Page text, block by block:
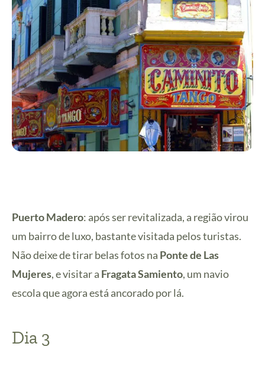
Puerto Madero: após ser revitalizada, a região virou
um bairro de luxo, bastante visitada pelos turistas.
Não deixe de tirar belas fotos na Ponte de Las
Mujeres, e visitar a Fragata Samiento, um navio
escola que agora está ancorado por lá.
Dia 3